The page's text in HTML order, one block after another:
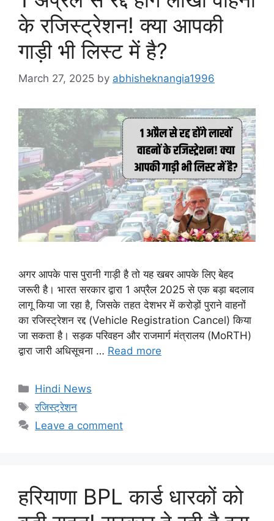
के रजिस्ट्रेशन! क्या आपकी
गाड़ी भी लिस्ट में है?
March 27, 2025 by abhisheknangia1996
अगर आपके पास पुरानी गाड़ी है तो यह खबर आपके लिए बेहद
जरूरी है। भारत सरकार द्वारा 1 अप्रैल 2025 से एक बड़ा बदलाव
लागू किया जा रहा है, जिसके तहत देशभर में करोड़ों पुराने वाहनों
का रजिस्ट्रेशन रद्द (Vehicle Registration Cancel) किया
जा सकता है। सड़क परिवहन और राजमार्ग मंत्रालय (MoRTH)
द्वारा जारी अधिसूचना … Read more
Categories
Hindi News
Tags
रजिस्ट्रेशन
Leave a comment
हरियाणा BPL कार्ड धारकों को